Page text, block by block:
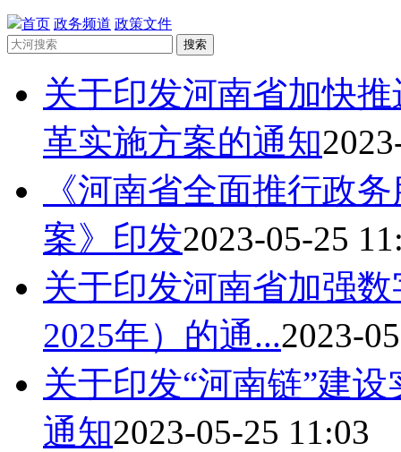
首页 政务频道 政策文件
搜索
关于印发河南省加快
革实施方案的通知
《河南省全面推行政
案》印发2023-05-25
关于印发河南省加强
2025年）的通...2023-
关于印发“河南链”建
通知2023-05-25 11:03